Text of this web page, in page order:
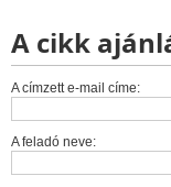
A cikk
A címzett e-mail címe:
A feladó neve: